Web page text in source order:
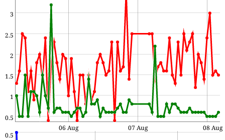
0.5
1
1.5
2
2.5
3
06 Aug 07 Aug 08 Aug
0.5